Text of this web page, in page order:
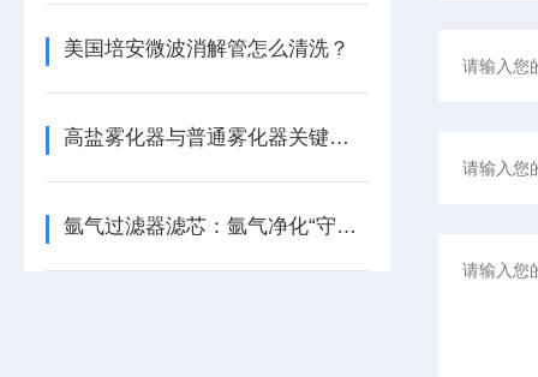
美国培安微波消解管怎么清洗？
高盐雾化器与普通雾化器关键差异解析
氩气过滤器滤芯：氩气净化“守门人”，保障精密工艺品质